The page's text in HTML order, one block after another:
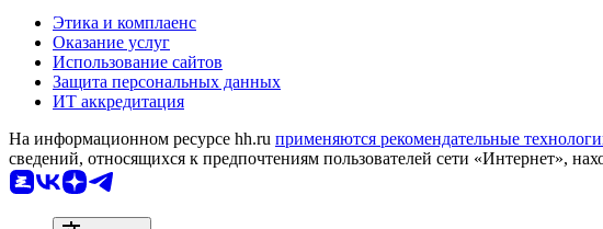
Этика и комплаенс
Оказание услуг
Использование сайтов
Защита персональных данных
ИТ аккредитация
На информационном ресурсе hh.ru применяются рекомендательные
сведений, относящихся к предпочтениям пользователей сети «Интернет»,